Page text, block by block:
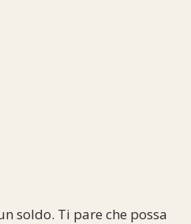
soldo. Ti pare che possa